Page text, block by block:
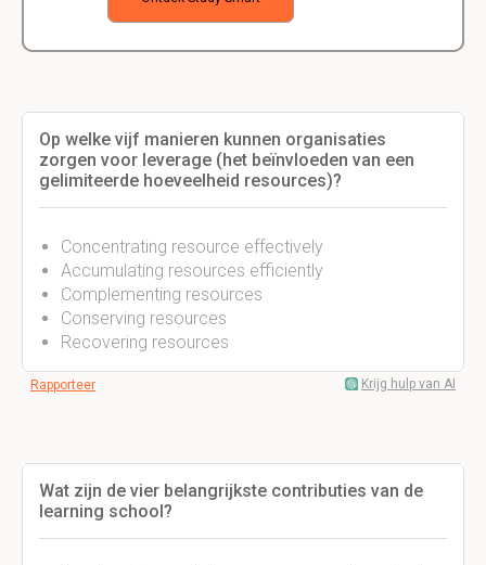
Op welke vijf manieren kunnen organisaties
zorgen voor leverage (het beïnvloeden van een
gelimiteerde hoeveelheid resources)?
Concentrating resource effectively
Accumulating resources efficiently
Complementing resources
Conserving resources
Recovering resources
Rapporteer Krijg hulp van AI
Wat zijn de vier belangrijkste contributies van de
learning school?